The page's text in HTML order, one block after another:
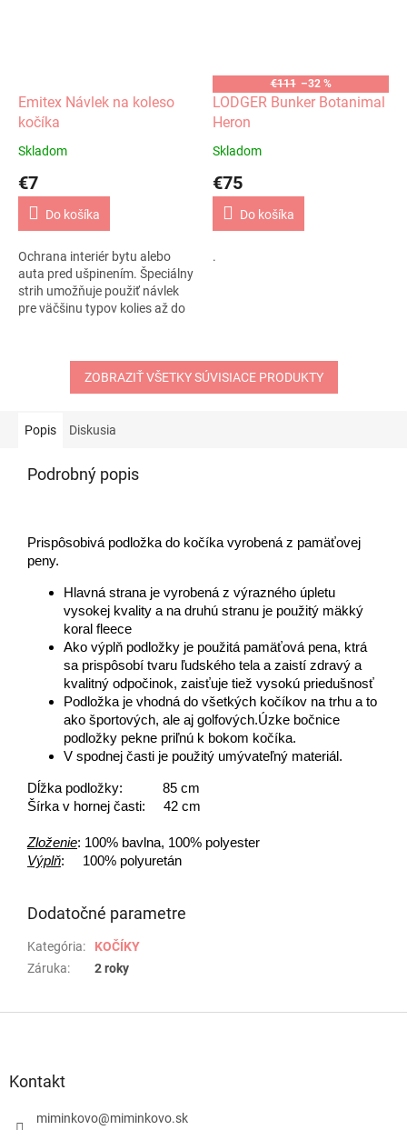
Emitex Návlek na koleso
kočíka
Skladom
€7
Do košíka
Ochrana interiér bytu alebo
auta pred ušpinením. Špeciálny
strih umožňuje použiť návlek
pre väčšinu typov kolies až do
€111 –32 %
LODGER Bunker Botanimal
Heron
Skladom
€75
Do košíka
.
ZOBRAZIŤ VŠETKY SÚVISIACE PRODUKTY
Popis Diskusia
Podrobný popis
Prispôsobivá podložka do kočíka vyrobená z pamäťovej
peny.
Hlavná strana je vyrobená z výrazného úpletu
vysokej kvality a na druhú stranu je použitý mäkký
koral fleece
Ako výplň podložky je použitá pamäťová pena, ktrá
sa prispôsobí tvaru ľudského tela a zaistí zdravý a
kvalitný odpočinok, zaisťuje tiež vysokú priedušnosť
Podložka je vhodná do všetkých kočíkov na trhu a to
ako športových, ale aj golfových.Úzke bočnice
podložky pekne priľnú k bokom kočíka.
V spodnej časti je použitý umývateľný materiál.
Dĺžka podložky: 85 cm
Šírka v hornej časti: 42 cm
Zloženie: 100% bavlna, 100% polyester
Výplň: 100% polyuretán
Dodatočné parametre
Kategória:
KOČÍKY
Záruka: 2 roky
Kontakt
miminkovo@miminkovo.sk